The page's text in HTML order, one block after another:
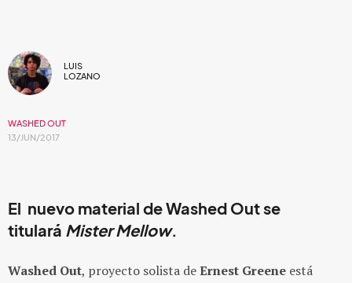
LUIS
LOZANO
WASHED OUT
13/JUN/2017
El nuevo material de Washed Out se
titulará Mister Mellow.
Washed Out, proyecto solista deErnest Greene está